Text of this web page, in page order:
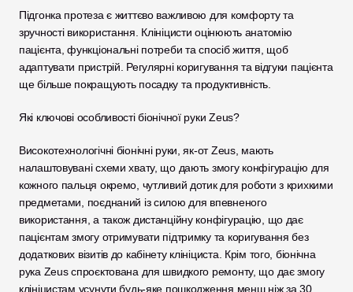
Підгонка протеза є життєво важливою для комфорту та
зручності використання. Клініцисти оцінюють анатомію
пацієнта, функціональні потреби та спосіб життя, щоб
адаптувати пристрій. Регулярні коригування та відгуки пацієнта
ще більше покращують посадку та продуктивність.
Які ключові особливості біонічної руки Zeus?
Високотехнологічні біонічні руки, як-от Zeus, мають
налаштовувані схеми хвату, що дають змогу конфігурацію для
кожного пальця окремо, чутливий дотик для роботи з крихкими
предметами, поєднаний із силою для впевненого
використання, а також дистанційну конфігурацію, що дає
пацієнтам змогу отримувати підтримку та коригування без
додаткових візитів до кабінету клініциста. Крім того, біонічна
рука Zeus спроєктована для швидкого ремонту, що дає змогу
клініцистам усунути будь-яке пошкодження менш ніж за 30